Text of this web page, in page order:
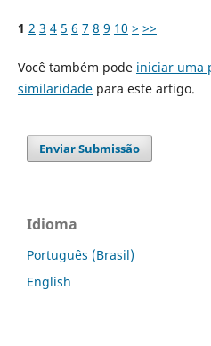
1 2 3 4 5 6 7 8 9 10 > >>
Você também pode iniciar uma
similaridadepara este artigo.
Enviar Submissão
Idioma
Português (Brasil)
English